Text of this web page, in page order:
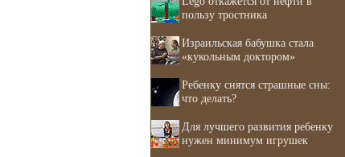
пользу тростника
Израильская бабушка стала
«кукольным доктором»
Ребенку снятся страшные сны:
что делать?
Для лучшего развития ребенку
нужен минимум игрушек